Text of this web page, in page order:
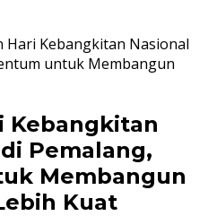
Hari Kebangkitan Nasional
untuk Membangun
Kebangkitan
di Pemalang,
Membangun
Kuat